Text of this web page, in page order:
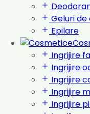
Geluri de
Epilare
Ingrijire
Ingrijire
Ingrijire
Ingrijire
Ingrijire